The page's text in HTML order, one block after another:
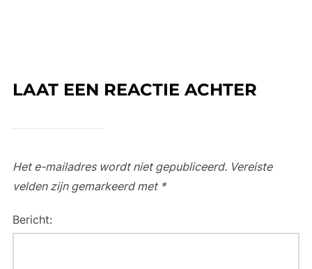
LAAT EEN REACTIE ACHTER
Het e-mailadres wordt niet gepubliceerd. Vereiste
velden zijn gemarkeerd met *
Bericht: